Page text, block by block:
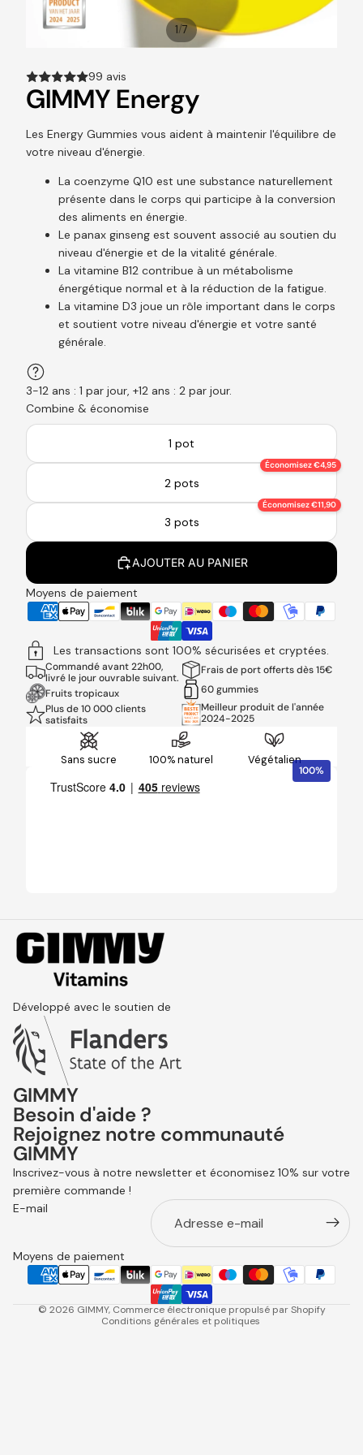
1/7
99 avis
GIMMY Energy
Les Energy Gummies vous aident à maintenir l'équilibre de
votre niveau d'énergie.
La coenzyme Q10 est une substance naturellement
présente dans le corps qui participe à la conversion
des aliments en énergie.
Le panax ginseng est souvent associé au soutien du
niveau d'énergie et de la vitalité générale.
La vitamine B12 contribue à un métabolisme
énergétique normal et à la réduction de la fatigue.
La vitamine D3 joue un rôle important dans le corps
et soutient votre niveau d'énergie et votre santé
générale.
3-12 ans : 1 par jour, +12 ans : 2 par jour.
Combine & économise
1 pot
2 pots
Économisez €4,95
3 pots
Économisez €11,90
AJOUTER AU PANIER
Moyens de paiement
Les transactions sont 100% sécurisées et cryptées.
Commandé avant 22h00,
livré le jour ouvrable suivant.
Fruits tropicaux
Plus de 10 000 clients
satisfaits
Frais de port offerts dès 15€
60 gummies
Meilleur produit de l'année
2024-2025
Sans sucre 100% naturel Végétalien
100%
Développé avec le soutien de
GIMMY
Besoin d'aide ?
Rejoignez notre communauté
GIMMY
Inscrivez-vous à notre newsletter et économisez 10% sur votre
première commande !
E-mail
Moyens de paiement
© 2026 GIMMY, Commerce électronique propulsé par Shopify
Conditions générales et politiques
Politique de remboursement
Politique de confidentialité
Conditions d’utilisation
Mentions légales